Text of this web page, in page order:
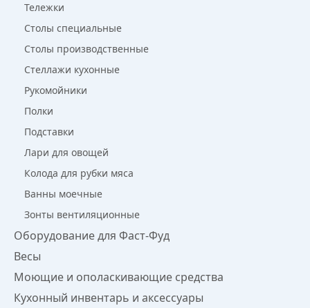
Тележки
Столы специальные
Столы производственные
Стеллажи кухонные
Рукомойники
Полки
Подставки
Лари для овощей
Колода для рубки мяса
Ванны моечные
Зонты вентиляционные
Оборудование для Фаст-Фуд
Весы
Моющие и ополаскивающие средства
Кухонный инвентарь и аксессуары